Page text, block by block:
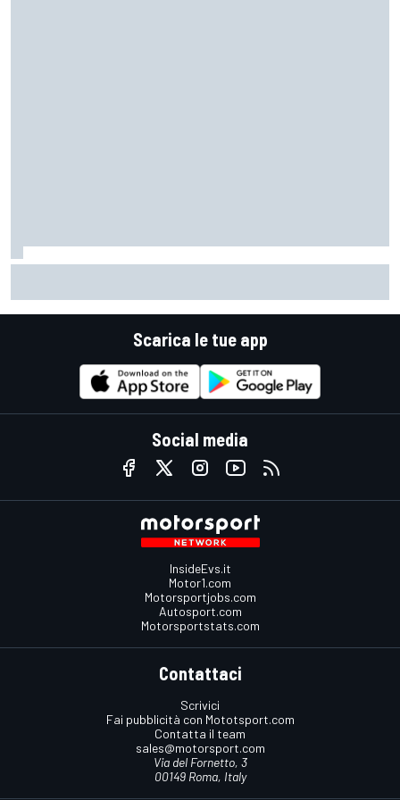
Scarica le tue app
Social media
InsideEvs.it
Motor1.com
Motorsportjobs.com
Autosport.com
Motorsportstats.com
Contattaci
Scrivici
Fai pubblicità con Mototsport.com
Contatta il team
sales@motorsport.com
Via del Fornetto, 3
00149 Roma, Italy